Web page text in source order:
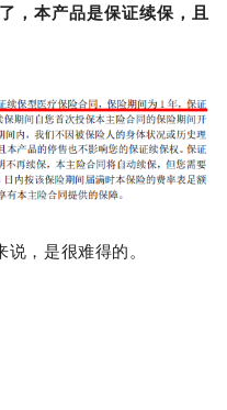
，本产品是保证续保，且
，是很难得的。